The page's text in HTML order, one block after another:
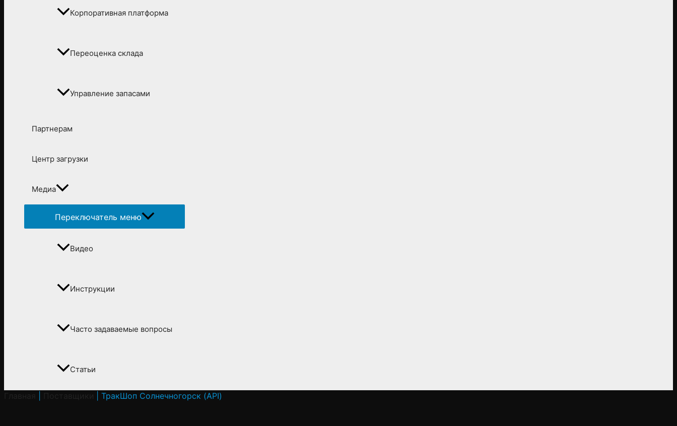
Корпоративная платформа
Переоценка склада
Управление запасами
Партнерам
Центр загрузки
Медиа
Переключатель меню
Видео
Инструкции
Часто задаваемые вопросы
Статьи
ТракШоп Солнечногорск (API)